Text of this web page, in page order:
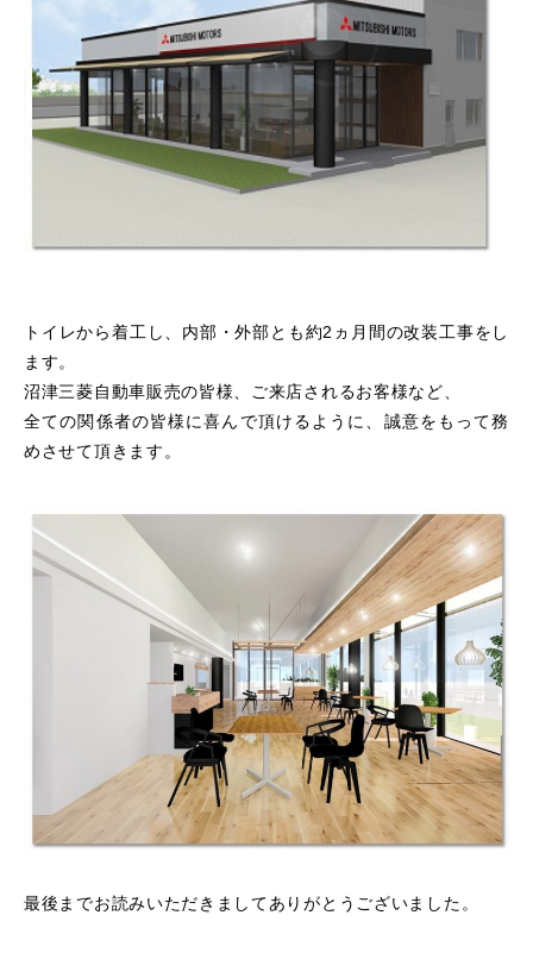
トイレから着工し、内部・外部とも約2ヵ月間の改装工事をし
ます。
沼津三菱自動車販売の皆様、ご来店されるお客様など、
全ての関係者の皆様に喜んで頂けるように、誠意をもって務
めさせて頂きます。
最後までお読みいただきましてありがとうございました。